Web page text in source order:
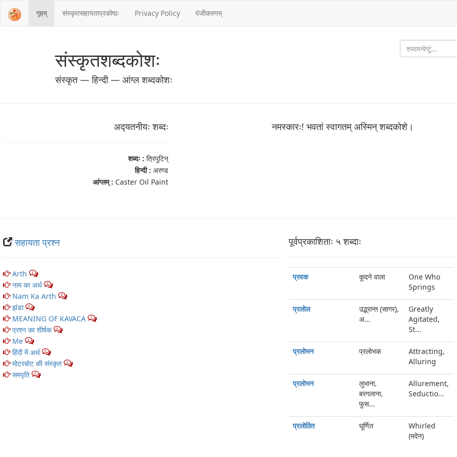
गृहम् संस्‍कृतसहायताप्रकोष्‍ठः Privacy Policy पंजीकरणम्
संस्‍कृतशब्‍दकोशः
संस्‍कृत — हिन्दी — आंग्ल शब्‍दकोशः
अद्‍यतनीयः शब्‍दः
शब्‍दः : त्रिपुटिन्
हिन्दी : अरण्ड
आंग्‍लम् : Caster Oil Paint
नमस्कारः! भवतां स्वागतम् अस्मिन् शब्‍दकोशे।
सहायता प्रश्न
Arth 1
नाम का अर्थ 3
Nam Ka Arth 3
झंडा 1
MEANING OF KAVACA 1
प्रश्न का शीर्षक 1
Me 1
हिंदी में अर्थ 5
मोटरबोट की संस्कृत 1
समपृति 1
पूर्वप्रकाशिताः ५ शब्‍दाः
प्रवक कूदने वाला
One Who
Springs
प्रलोल
उद्भ्रान्त (सागर),
अ...
Greatly
Agitated,
St...
प्रलोभन प्रलोभक
Attracting,
Alluring
प्रलोभन
लुभाना‚
बरगलाना‚
फुस...
Allurement,
Seductio...
प्रलोठित घूर्णित
Whirled
(मदेन)